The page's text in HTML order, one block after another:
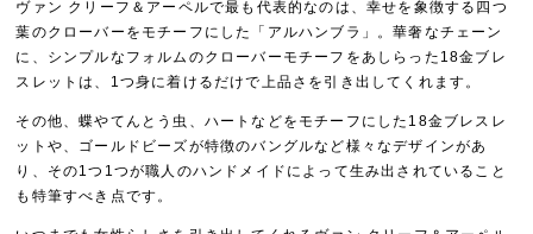
ヴァン クリーフ＆アーペルで最も代表的なのは、幸せを象徴する四つ
葉のクローバーをモチーフにした「アルハンブラ」。華奢なチェーン
に、シンプルなフォルムのクローバーモチーフをあしらった18金ブレ
スレットは、1つ身に着けるだけで上品さを引き出してくれます。
その他、蝶やてんとう虫、ハートなどをモチーフにした18金ブレスレ
ットや、ゴールドビーズが特徴のバングルなど様々なデザインがあ
り、その1つ1つが職人のハンドメイドによって生み出されていること
も特筆すべき点です。